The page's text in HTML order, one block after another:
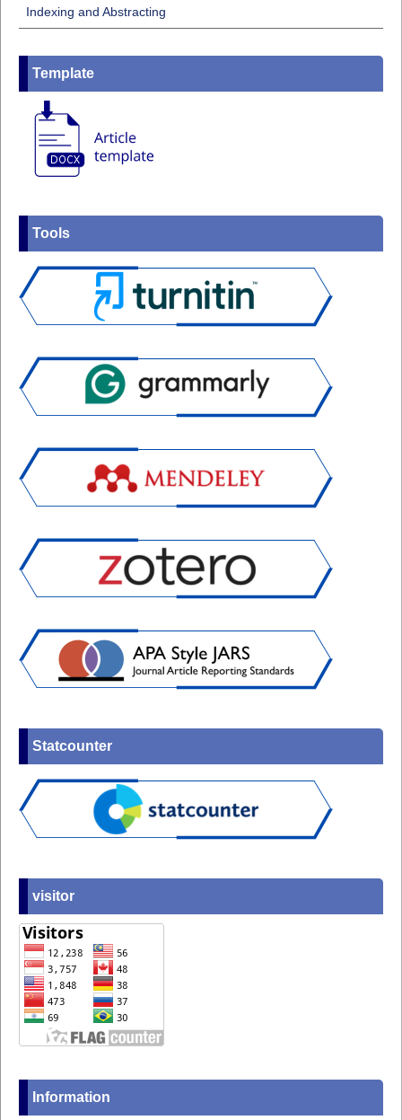
Indexing and Abstracting
Template
Tools
Statcounter
visitor
Information